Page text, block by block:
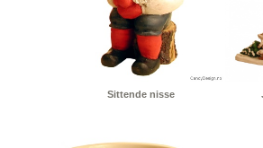
Sittende nisse